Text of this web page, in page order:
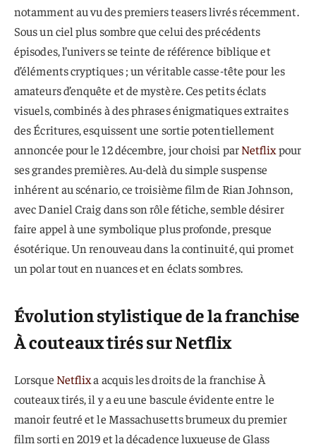
notamment au vu des premiers teasers livrés récemment.
Sous un ciel plus sombre que celui des précédents
épisodes, l’univers se teinte de référence biblique et
d’éléments cryptiques ; un véritable casse-tête pour les
amateurs d’enquête et de mystère. Ces petits éclats
visuels, combinés à des phrases énigmatiques extraites
des Écritures, esquissent une sortie potentiellement
annoncée pour le 12 décembre, jour choisi parNetflixpour
ses grandes premières. Au-delà du simple suspense
inhérent au scénario, ce troisième film de Rian Johnson,
avec Daniel Craig dans son rôle fétiche, semble désirer
faire appel à une symbolique plus profonde, presque
ésotérique. Un renouveau dans la continuité, qui promet
un polar tout en nuances et en éclats sombres.
Évolution stylistique de la franchise
À couteaux tirés sur Netflix
Lorsque Netflixa acquis les droits de la franchise À
couteaux tirés, il y a eu une bascule évidente entre le
manoir feutré et le Massachusetts brumeux du premier
film sorti en 2019 et la décadence luxueuse de Glass